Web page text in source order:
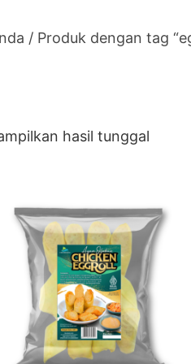
/ Produk dengan tag
hasil tunggal